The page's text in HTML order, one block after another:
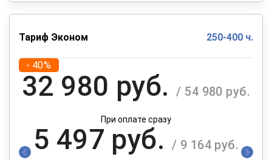
Тариф Эконом 250-400 ч.
- 40%
32 980 руб. / 54 980 руб.
При оплате сразу
5 497 руб. / 9 164 руб.